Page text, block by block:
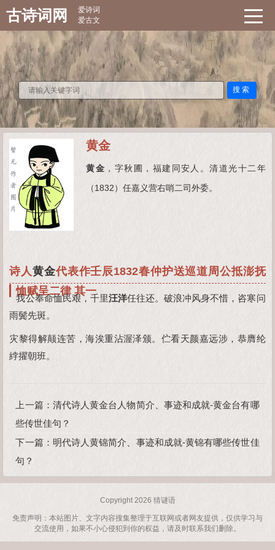
古诗词网
爱诗词
爱古文
搜索
黄金
黄金 ，字秋圃，福建同安人。清道光十二年
（1832）任嘉义营右哨二司外委。
诗人黄金代表作壬辰1832春仲护送巡道周公抵澎抚
恤赋呈二律 其一
我公奉命恤民艰，千里汪洋任往还。破浪冲风身不惜，咨寒问
雨鬓先斑。
灾黎得解颠连苦，海涘重沾渥泽颁。伫看天颜嘉远涉，恭膺纶
綍擢朝班。
上一篇： 清代诗人黄金台人物简介、事迹和成就-黄金台有哪
些传世佳句？
下一篇： 明代诗人黄锦简介、事迹和成就-黄锦有哪些传世佳
句？
Copyright 2026 猜谜语
免责声明：本站图片、文字内容搜集整理于互联网或者网友提供，仅供学习与
交流使用，如果不小心侵犯到你的权益，请及时联系我们删除。